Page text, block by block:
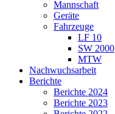
Mannschaft
Geräte
Fahrzeuge
LF 10
SW 2000
MTW
Nachwuchsarbeit
Berichte
Berichte 2024
Berichte 2023